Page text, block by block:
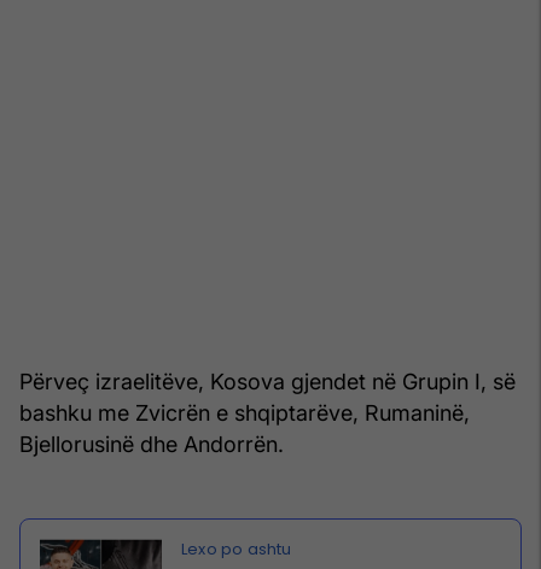
Përveç izraelitëve, Kosova gjendet në Grupin I, së
bashku me Zvicrën e shqiptarëve, Rumaninë,
Bjellorusinë dhe Andorrën.